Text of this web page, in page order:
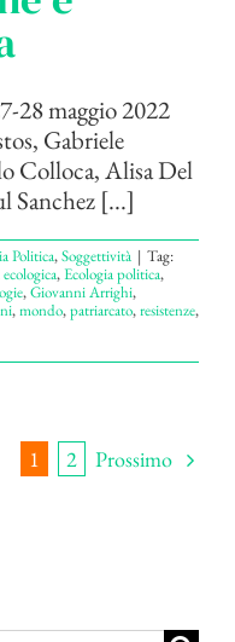
28 maggio 2022
Gabriele
Colloca, Alisa Del
Sanchez [...]
Politica,Soggettività | Tag:
,Ecologia politica,
,Giovanni Arrighi,
,mondo,patriarcato,resistenze,
1 2 Prossimo